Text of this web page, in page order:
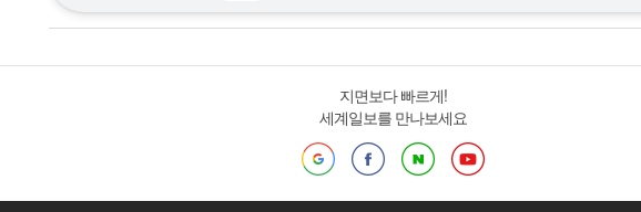
지면보다 빠르게!
세계일보를 만나보세요